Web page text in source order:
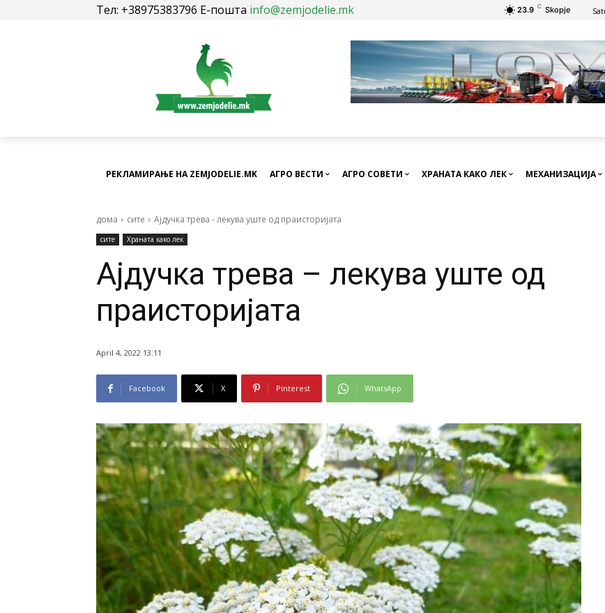
Тел: +38975383796 Е-пошта info@zemjodelie.mk 23.9 C Skopje
РЕКЛАМИРАЊЕ НА ZEMJODELIE.MK АГРО ВЕСТИ АГРО СОВЕТИ ХРАНАТА КАКО ЛЕК МЕХАНИЗАЦИЈА
дома сите Ајдучка трева - лекува уште од праисторијата
сите Храната како лек
Ајдучка трева – лекува уште од
праисторијата
April 4, 2022 13:11
Facebook X Pinterest WhatsApp